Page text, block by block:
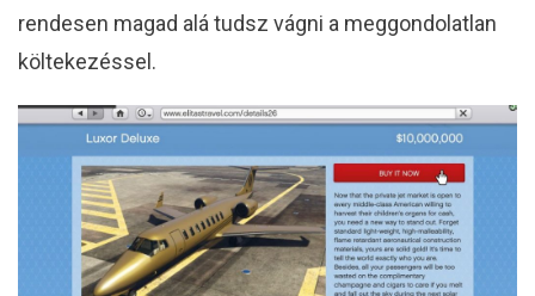
rendesen magad alá tudsz vágni a meggondolatlan
költekezéssel.